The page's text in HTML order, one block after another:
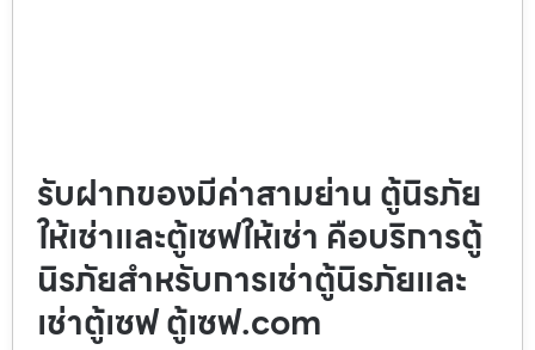
รับฝากของมีค่าสามย่าน ตู้นิรภัย
ให้เช่าและตู้เซฟให้เช่า คือบริการตู้
นิรภัยสำหรับการเช่าตู้นิรภัยและ
เช่าตู้เซฟ ตู้เซฟ.com